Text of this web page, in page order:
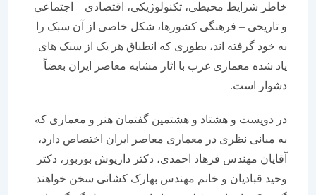
خاطر شرایط محیطی، تکنولوژیکی، اقتصادی – اجتماعی
و تاریخی – فرهنگی کشورها، شکل خاصی از آن سبک را
به خود گرفته اند، بطوری که انطباق هر یک از سبک های
یاد شده معماری غرب با اثار مشابه معاصر ایران بعضاً
دشوار است.
در دویست و هشتاد و هشتمین گفتمان هنر و معماری که
به مبانی نظری در معماری معاصر ایران اختصاص دارد،
آقایان مهندس فرهاد احمدی، دکتر داریوش بوربور، دکتر
وحید قبادیان و خانم مهندس بهارک کشانی سخن خواهند